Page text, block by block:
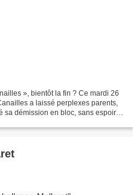
», bientôt la fin ? Ce mardi 26
a laissé perplexes parents,
sa démission en bloc, sans espoir